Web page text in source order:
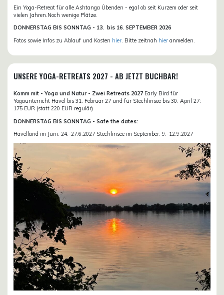
Ein Yoga-Retreat für alle Ashtanga Übenden - egal ob seit Kurzem oder seit
vielen Jahren.Noch wenige Plätze.
DONNERSTAG BIS SONNTAG - 13. bis 16. SEPTEMBER 2026
Fotos sowie Infos zu Ablauf und Kosten hier . Bitte zeitnah hier anmelden.
UNSERE YOGA-RETREATS 2027 - AB JETZT BUCHBAR!
Komm mit - Yoga und Natur - Zwei Retreats 2027 Early Bird für
Yogaunterricht Havel bis 31. Februar 27 und für Stechlinsee bis 30. April 27:
175 EUR (statt 220 EUR regulär)
DONNERSTAG BIS SONNTAG - Safe the dates:
Havelland im Juni: 24.-27.6.2027 Stechlinsee im September: 9.-12.9.2027